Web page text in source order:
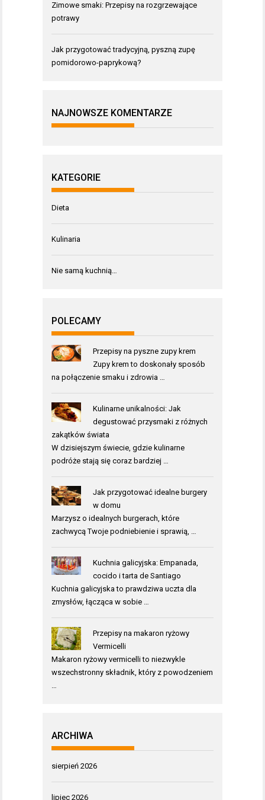
Zimowe smaki: Przepisy na rozgrzewające
potrawy
Jak przygotować tradycyjną, pyszną zupę
pomidorowo-paprykową?
NAJNOWSZE KOMENTARZE
KATEGORIE
Dieta
Kulinaria
Nie samą kuchnią…
POLECAMY
Przepisy na pyszne zupy krem
Zupy krem to doskonały sposób
na połączenie smaku i zdrowia …
Kulinarne unikalności: Jak
degustować przysmaki z różnych
zakątków świata
W dzisiejszym świecie, gdzie kulinarne
podróże stają się coraz bardziej …
Jak przygotować idealne burgery
w domu
Marzysz o idealnych burgerach, które
zachwycą Twoje podniebienie i sprawią, …
Kuchnia galicyjska: Empanada,
cocido i tarta de Santiago
Kuchnia galicyjska to prawdziwa uczta dla
zmysłów, łącząca w sobie …
Przepisy na makaron ryżowy
Vermicelli
Makaron ryżowy vermicelli to niezwykle
wszechstronny składnik, który z powodzeniem
…
ARCHIWA
sierpień 2026
lipiec 2026